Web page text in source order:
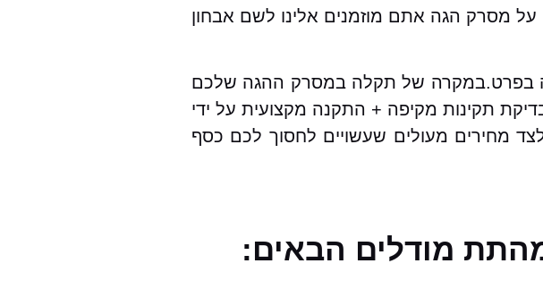
הגה אתם מוזמנים אלינו לשם אבחון
בפרט.במקרה של תקלה במסרק ההגה שלכם
תקינות מקיפה + התקנה מקצועית על ידי
מחירים מעולים שעשויים לחסוך לכם כסף
מודלים הבאים: